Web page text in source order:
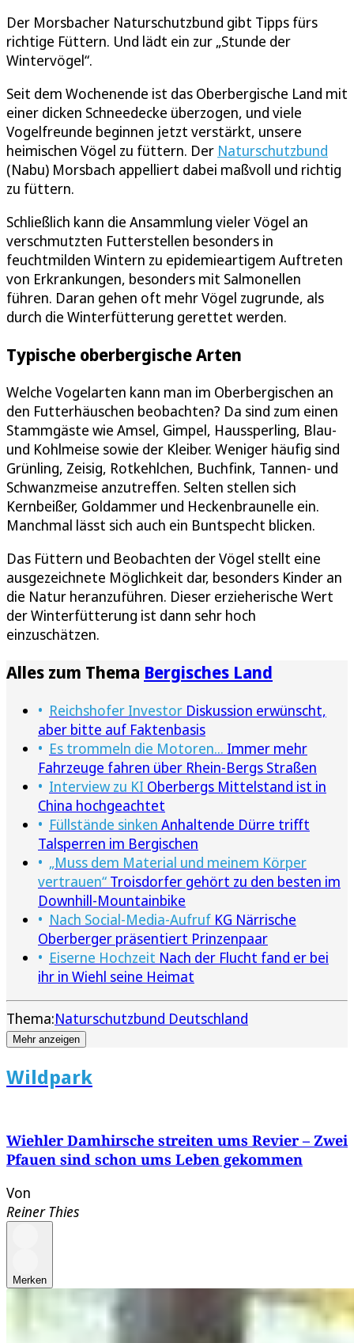
Der Morsbacher Naturschutzbund gibt Tipps fürs
richtige Füttern. Und lädt ein zur „Stunde der
Wintervögel“.
Seit dem Wochenende ist das Oberbergische Land mit
einer dicken Schneedecke überzogen, und viele
Vogelfreunde beginnen jetzt verstärkt, unsere
heimischen Vögel zu füttern. Der Naturschutzbund
(Nabu) Morsbach appelliert dabei maßvoll und richtig
zu füttern.
Schließlich kann die Ansammlung vieler Vögel an
verschmutzten Futterstellen besonders in
feuchtmilden Wintern zu epidemieartigem Auftreten
von Erkrankungen, besonders mit Salmonellen
führen. Daran gehen oft mehr Vögel zugrunde, als
durch die Winterfütterung gerettet werden.
Typische oberbergische Arten
Welche Vogelarten kann man im Oberbergischen an
den Futterhäuschen beobachten? Da sind zum einen
Stammgäste wie Amsel, Gimpel, Haussperling, Blau-
und Kohlmeise sowie der Kleiber. Weniger häufig sind
Grünling, Zeisig, Rotkehlchen, Buchfink, Tannen- und
Schwanzmeise anzutreffen. Selten stellen sich
Kernbeißer, Goldammer und Heckenbraunelle ein.
Manchmal lässt sich auch ein Buntspecht blicken.
Das Füttern und Beobachten der Vögel stellt eine
ausgezeichnete Möglichkeit dar, besonders Kinder an
die Natur heranzuführen. Dieser erzieherische Wert
der Winterfütterung ist dann sehr hoch
einzuschätzen.
Alles zum Thema Bergisches Land
Reichshofer Investor Diskussion erwünscht,
aber bitte auf Faktenbasis
Es trommeln die Motoren... Immer mehr
Fahrzeuge fahren über Rhein-Bergs Straßen
Interview zu KI Oberbergs Mittelstand ist in
China hochgeachtet
Füllstände sinken Anhaltende Dürre trifft
Talsperren im Bergischen
„Muss dem Material und meinem Körper
vertrauen“ Troisdorfer gehört zu den besten im
Downhill-Mountainbike
Nach Social-Media-Aufruf KG Närrische
Oberberger präsentiert Prinzenpaar
Eiserne Hochzeit Nach der Flucht fand er bei
ihr in Wiehl seine Heimat
Thema:Naturschutzbund Deutschland
Mehr anzeigen
Wildpark
Wiehler Damhirsche streiten ums Revier – Zwei
Pfauen sind schon ums Leben gekommen
Von
Reiner Thies
Merken